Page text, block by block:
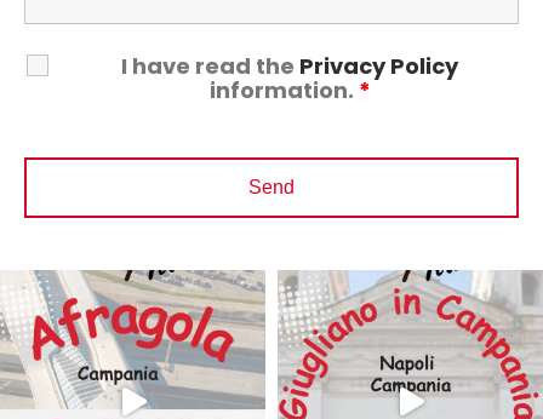
I have read the Privacy Policy
information. *